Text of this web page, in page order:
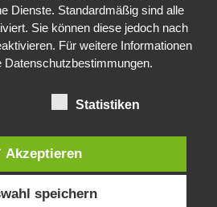
Dienste. Standardmäßig sind alle
Sie können diese jedoch nach
Für weitere Informationen
Datenschutzbestimmungen.
Statistiken
Akzeptieren
speichern